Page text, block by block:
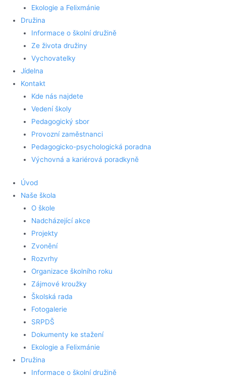
Ekologie a Felixmánie
Družina
Informace o školní družině
Ze života družiny
Vychovatelky
Jídelna
Kontakt
Kde nás najdete
Vedení školy
Pedagogický sbor
Provozní zaměstnanci
Pedagogicko-psychologická poradna
Výchovná a kariérová poradkyně
Úvod
Naše škola
O škole
Nadcházející akce
Projekty
Zvonění
Rozvrhy
Organizace školního roku
Zájmové kroužky
Školská rada
Fotogalerie
SRPDŠ
Dokumenty ke stažení
Ekologie a Felixmánie
Družina
Informace o školní družině